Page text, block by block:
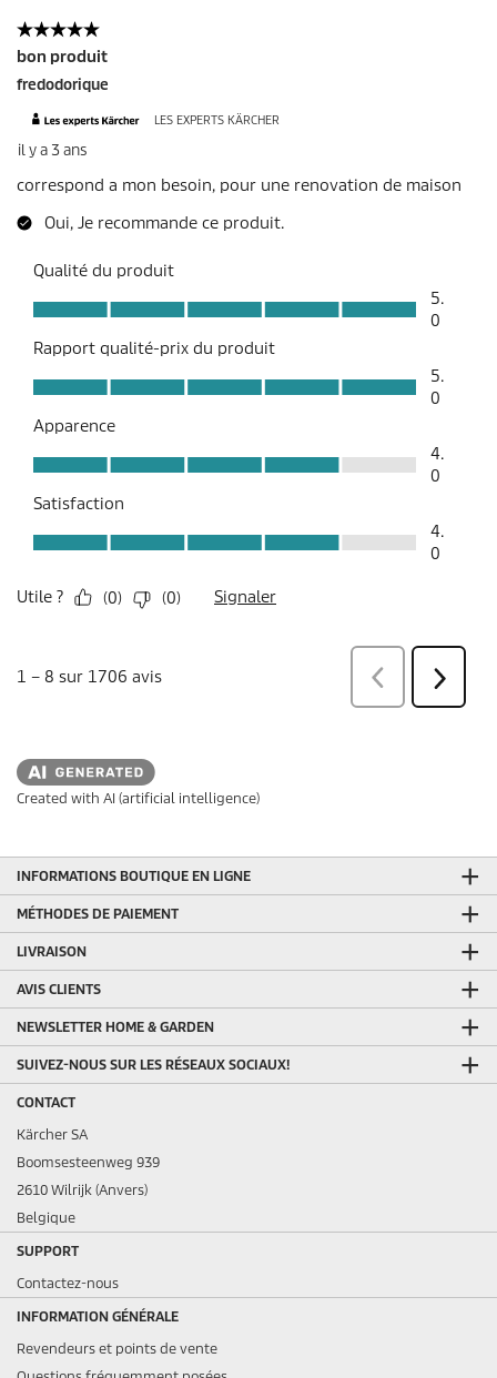
Created with AI (artificial intelligence)
INFORMATIONS BOUTIQUE EN LIGNE
MÉTHODES DE PAIEMENT
LIVRAISON
AVIS CLIENTS
NEWSLETTER HOME & GARDEN
SUIVEZ-NOUS SUR LES RÉSEAUX SOCIAUX!
CONTACT
Kärcher SA
Boomsesteenweg 939
2610 Wilrijk (Anvers)
Belgique
SUPPORT
Contactez-nous
INFORMATION GÉNÉRALE
Revendeurs et points de vente